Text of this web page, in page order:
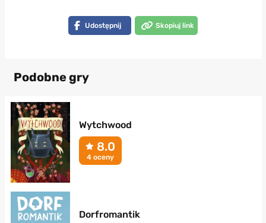
Udostępnij Skopiuj link
Podobne gry
Wytchwood
8.0
4 oceny
Dorfromantik